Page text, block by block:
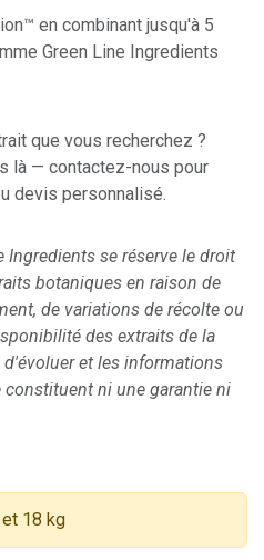
en combinant jusqu'à 5
Green Line Ingredients
que vous recherchez ?
là — contactez-nous pour
devis personnalisé.
Ingredients se réserve le droit
botaniques en raison de
de variations de récolte ou
des extraits de la
et les informations
ni une garantie ni
et 18 kg